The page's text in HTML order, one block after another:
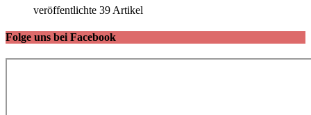
veröffentlichte 39 Artikel
Folge uns bei Facebook